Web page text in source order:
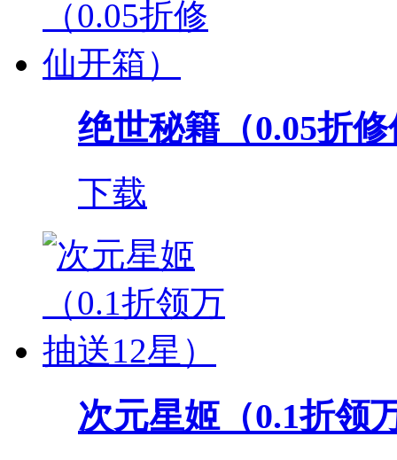
绝世秘籍（0.05折
下载
次元星姬（0.1折领